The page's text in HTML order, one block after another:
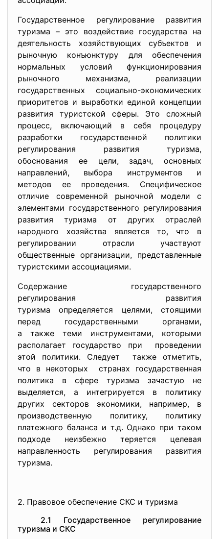
Государственное регулирование развития
туризма – это воздействие государства на
деятельность хозяйствующих субъектов и
рыночную конъюнктуру для обеспечения
нормальных условий функционирования
рыночного механизма, реализации
государственных социально-экономических
приоритетов и выработки единой концепции
развития туристской сферы. Это сложный
процесс, включающий в себя процедуру
разработки государственной политики
регулирования развития туризма,
обоснования ее цели, задач, основных
направлений, выбора инструментов и
методов ее проведения. Специфическое
отличие современной рыночной модели с
элементами государственного регулирования
развития туризма от других отраслей
народного хозяйства является то, что в
регулировании отрасли участвуют
общественные организации, представленные
туристскими ассоциациями.
Содержание государственного
регулирования развития
туризма определяется целями, стоящими
перед государственными органами,
а также теми инструментами, которыми
располагает государство при проведении
этой политики. Следует также отметить,
что в некоторых странах государственная
политика в сфере туризма зачастую не
выделяется, а интегрируется в политику
других секторов экономики, например, в
производственную политику, политику
платежного баланса и т.д. Однако при таком
подходе неизбежно теряется целевая
направленность регулирования развития
туризма.
2. Правовое обеспечение СКС и туризма
2.1 Государственное регулирование
туризма и СКС